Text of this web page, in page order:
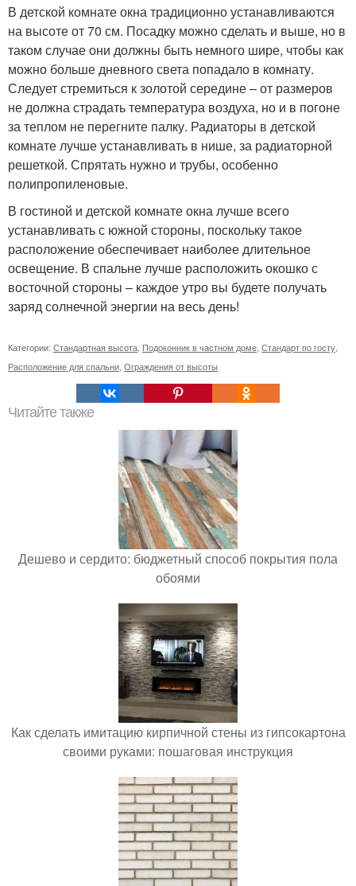
В детской комнате окна традиционно устанавливаются
на высоте от 70 см. Посадку можно сделать и выше, но в
таком случае они должны быть немного шире, чтобы как
можно больше дневного света попадало в комнату.
Следует стремиться к золотой середине – от размеров
не должна страдать температура воздуха, но и в погоне
за теплом не перегните палку. Радиаторы в детской
комнате лучше устанавливать в нише, за радиаторной
решеткой. Спрятать нужно и трубы, особенно
полипропиленовые.
В гостиной и детской комнате окна лучше всего
устанавливать с южной стороны, поскольку такое
расположение обеспечивает наиболее длительное
освещение. В спальне лучше расположить окошко с
восточной стороны – каждое утро вы будете получать
заряд солнечной энергии на весь день!
Категории: Стандартная высота, Подоконник в частном доме, Стандарт по госту,
Расположение для спальни, Ограждения от высоты
Читайте также
Дешево и сердито: бюджетный способ покрытия пола
обоями
Как сделать имитацию кирпичной стены из гипсокартона
своими руками: пошаговая инструкция